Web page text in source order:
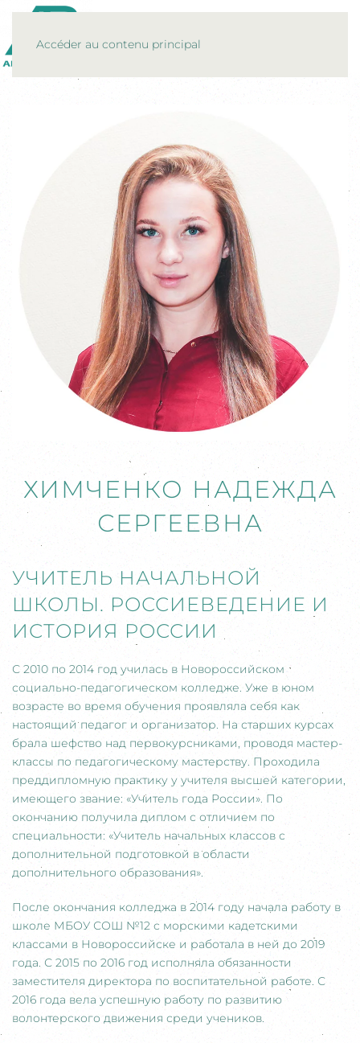
Accéder au contenu principal
ХИМЧЕНКО НАДЕЖДА
СЕРГЕЕВНА
УЧИТЕЛЬ НАЧАЛЬНОЙ
ШКОЛЫ. РОССИЕВЕДЕНИЕ И
ИСТОРИЯ РОССИИ
С 2010 по 2014 год училась в Новороссийском
социально-педагогическом колледже. Уже в юном
возрасте во время обучения проявляла себя как
настоящий педагог и организатор. На старших курсах
брала шефство над первокурсниками, проводя мастер-
классы по педагогическому мастерству. Проходила
преддипломную практику у учителя высшей категории,
имеющего звание: «Учитель года России». По
окончанию получила диплом с отличием по
специальности: «Учитель начальных классов с
дополнительной подготовкой в области
дополнительного образования».
После окончания колледжа в 2014 году начала работу в
школе МБОУ СОШ №12 с морскими кадетскими
классами в Новороссийске и работала в ней до 2019
года. С 2015 по 2016 год исполняла обязанности
заместителя директора по воспитательной работе. С
2016 года вела успешную работу по развитию
волонтерского движения среди учеников.